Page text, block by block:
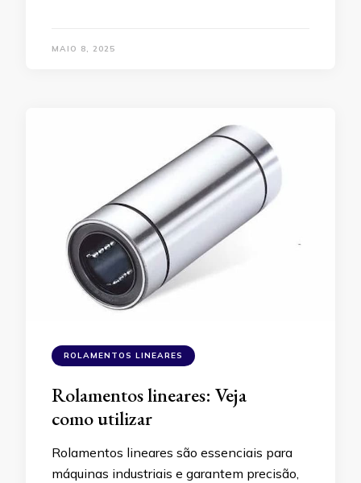
MAIO 8, 2025
ROLAMENTOS LINEARES
Rolamentos lineares: Veja
como utilizar
Rolamentos lineares são essenciais para
máquinas industriais e garantem precisão,